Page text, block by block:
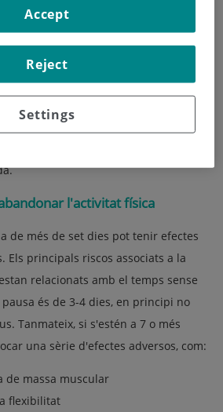
rutina esportiva. Reprendre els
l'activitat física
de més de set dies pot tenir efectes
Els principals riscos associats a la
relacionats amb el temps sense
és de 3-4 dies, en principi no
Tanmateix, si s'estén a 7 o més
una sèrie d'efectes adversos, com:
de massa muscular
flexibilitat
Settings
Reject
Accept